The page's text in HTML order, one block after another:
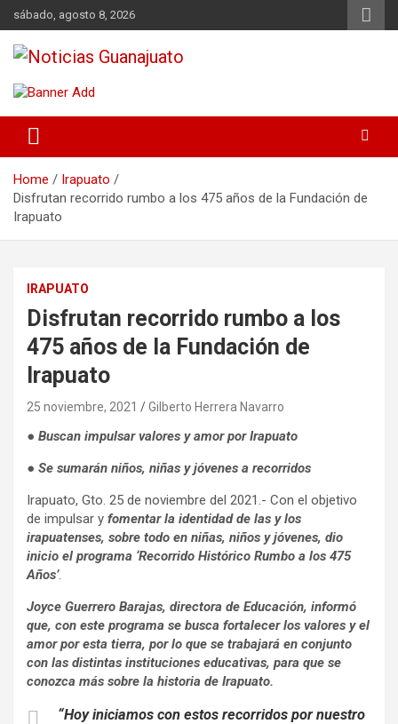
Skip
to
content
sábado, agosto 8, 2026
Noticias Guanajuato
Home
Irapuato
Disfrutan recorrido rumbo a los 475 años de la Fundación de
Irapuato
IRAPUATO
Disfrutan recorrido rumbo a los
475 años de la Fundación de
Irapuato
25 noviembre, 2021 Gilberto Herrera Navarro
● Buscan impulsar valores y amor por Irapuato
● Se sumarán niños, niñas y jóvenes a recorridos
Irapuato, Gto. 25 de noviembre del 2021.- Con el objetivo
de impulsar y fomentar la identidad de las y los
irapuatenses, sobre todo en niñas, niños y jóvenes, dio
inicio el programa ‘Recorrido Histórico Rumbo a los 475
Años’.
Joyce Guerrero Barajas, directora de Educación, informó
que, con este programa se busca fortalecer los valores y el
amor por esta tierra, por lo que se trabajará en conjunto
con las distintas instituciones educativas, para que se
conozca más sobre la historia de Irapuato.
“Hoy iniciamos con estos recorridos por nuestro